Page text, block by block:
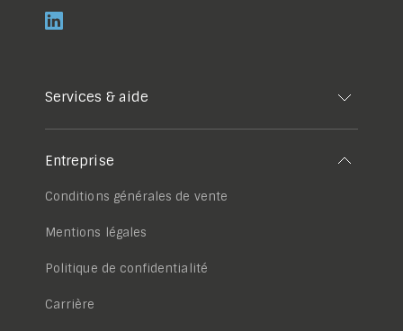
Services & aide
Entreprise
Conditions générales de vente
Mentions légales
Politique de confidentialité
Carrière